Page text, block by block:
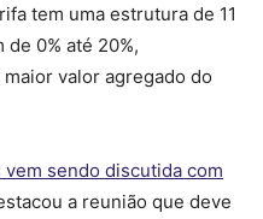
tem uma estrutura de 11
0% até 20%,
valor agregado do
vem sendo discutida com
a reunião que deve